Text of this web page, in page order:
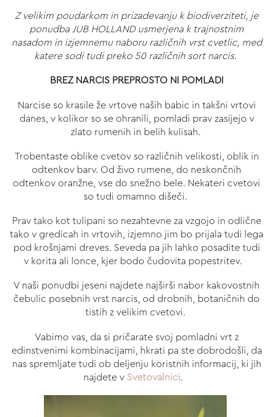
Z velikim poudarkom in prizadevanju k biodiverziteti, je
ponudba JUB HOLLAND usmerjena k trajnostnim
nasadom in izjemnemu naboru različnih vrst cvetlic, med
katere sodi tudi preko 50 različnih sort narcis.
BREZ NARCIS PREPROSTO NI POMLADI
Narcise so krasile že vrtove naših babic in takšni vrtovi
danes, v kolikor so se ohranili, pomladi prav zasijejo v
zlato rumenih in belih kulisah.
Trobentaste oblike cvetov so različnih velikosti, oblik in
odtenkov barv. Od živo rumene, do neskončnih
odtenkov oranžne, vse do snežno bele. Nekateri cvetovi
so tudi omamno dišeči.
Prav tako kot tulipani so nezahtevne za vzgojo in odlične
tako v gredicah in vrtovih, izjemno jim bo prijala tudi lega
pod krošnjami dreves. Seveda pa jih lahko posadite tudi
v korita ali lonce, kjer bodo čudovita popestritev.
V naši ponudbi jeseni najdete najširši nabor kakovostnih
čebulic posebnih vrst narcis, od drobnih, botaničnih do
tistih z velikim cvetovi.
Vabimo vas, da si pričarate svoj pomladni vrt z
edinstvenimi kombinacijami, hkrati pa ste dobrodošli, da
nas spremljate tudi ob deljenju koristnih informacij, ki jih
najdete v Svetovalnici.